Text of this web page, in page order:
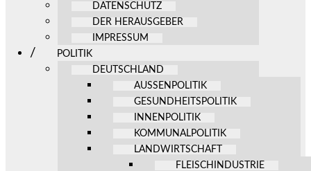
DATENSCHUTZ
DER HERAUSGEBER
IMPRESSUM
POLITIK
DEUTSCHLAND
AUSSENPOLITIK
GESUNDHEITSPOLITIK
INNENPOLITIK
KOMMUNALPOLITIK
LANDWIRTSCHAFT
FLEISCHINDUSTRIE